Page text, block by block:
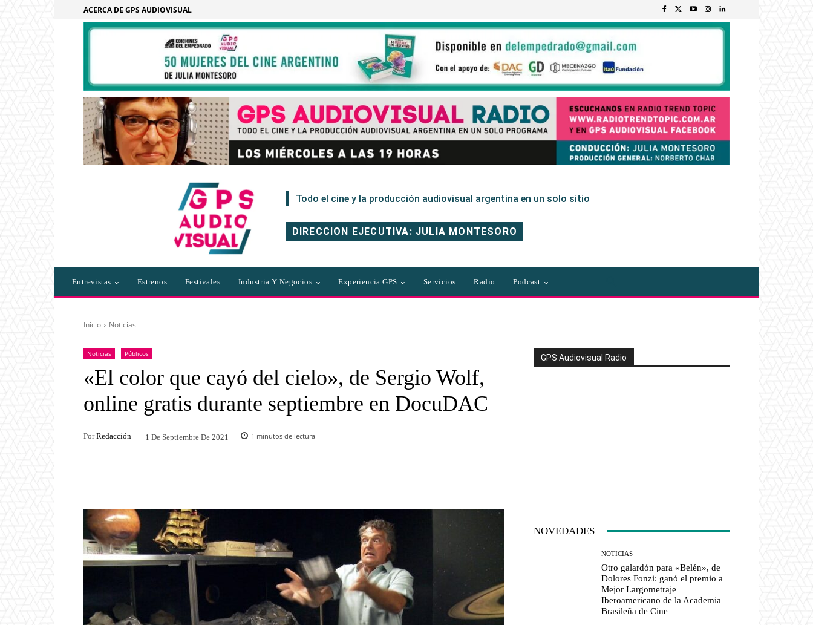
ACERCA DE GPS AUDIOVISUAL
Todo el cine y la producción audiovisual argentina en un solo sitio
DIRECCION EJECUTIVA: JULIA MONTESORO
Entrevistas Estrenos Festivales Industria Y Negocios Experiencia GPS Servicios Radio Podcast
Inicio Noticias
Noticias Públicos
«El color que cayó del cielo», de Sergio Wolf,
online gratis durante septiembre en DocuDAC
Por Redacción 1 De Septiembre De 2021 1 minutos de lectura
GPS Audiovisual Radio
NOVEDADES
NOTICIAS
Otro galardón para «Belén», de
Dolores Fonzi: ganó el premio a
Mejor Largometraje
Iberoamericano de la Academia
Brasileña de Cine